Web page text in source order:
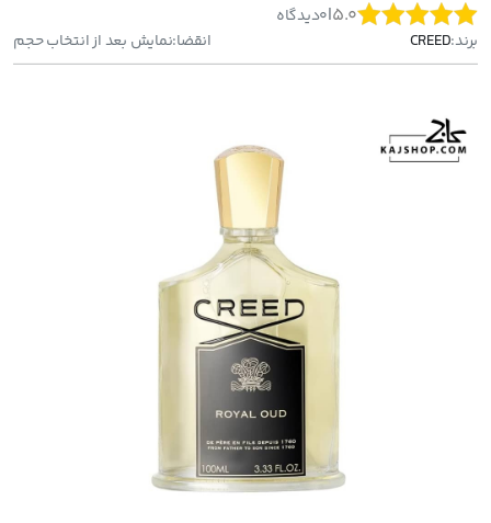
5.0
|
0دیدگاه
برند:CREED انقضا:نمایش بعد از انتخاب حجم